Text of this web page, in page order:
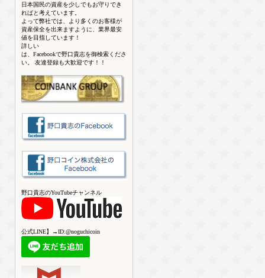
日本国民の資産を少しでもお守りでき
ればと考えています。
よって弊社では、より多くのお客様が
資産保全を出来ますように、業界最安
値を目指しています！
詳しい
は、Facebookで野口貴志を御検索くださ
い。 友達登録も大歓迎です！！
野口貴志のYouTubeチャンネル
公式LINE】→ID:@noguchicoin